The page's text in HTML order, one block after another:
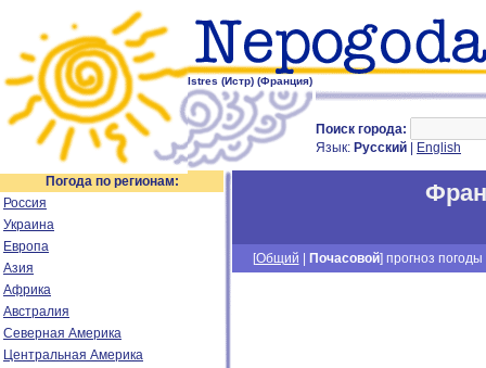
Istres (Истр) (Франция)
Поиск города:
Язык: Русский English
Погода по регионам:
Россия
Украина
Европа
Азия
Африка
Австралия
Северная Америка
Центральная Америка
[Общий Почасовой] прогноз погоды